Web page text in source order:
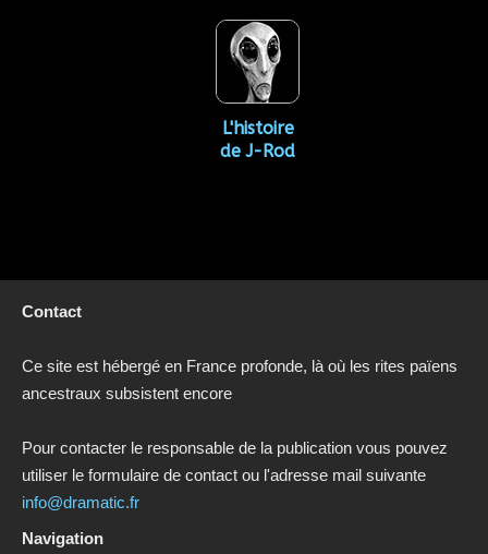
L'histoire
de J-Rod
Contact
Ce site est hébergé en France profonde, là où les rites païens
ancestraux subsistent encore
Pour contacter le responsable de la publication vous pouvez
utiliser le formulaire de contact ou l'adresse mail suivante
info@dramatic.fr
Navigation